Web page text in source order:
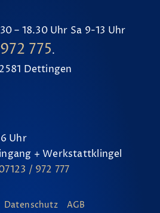
– 18.30 Uhr Sa 9-13 Uhr
775.
Dettingen
Uhr
+ Werkstattklingel
/ 972 777
Datenschutz
AGB